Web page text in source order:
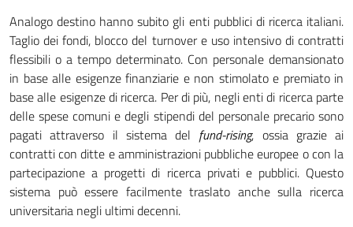
Analogo destino hanno subito gli enti pubblici di ricerca italiani.
Taglio dei fondi, blocco del turnover e uso intensivo di contratti
flessibili o a tempo determinato. Con personale demansionato
in base alle esigenze finanziarie e non stimolato e premiato in
base alle esigenze di ricerca. Per di più, negli enti di ricerca parte
delle spese comuni e degli stipendi del personale precario sono
pagati attraverso il sistema del fund-rising, ossia grazie ai
contratti con ditte e amministrazioni pubbliche europee o con la
partecipazione a progetti di ricerca privati e pubblici. Questo
sistema può essere facilmente traslato anche sulla ricerca
universitaria negli ultimi decenni.